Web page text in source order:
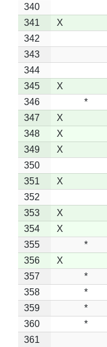
340
341
X
342
343
344
345
X
346
*
347
X
348
X
349
X
350
351
X
352
353
X
354
X
355
*
356
X
357
*
358
*
359
*
360
*
361